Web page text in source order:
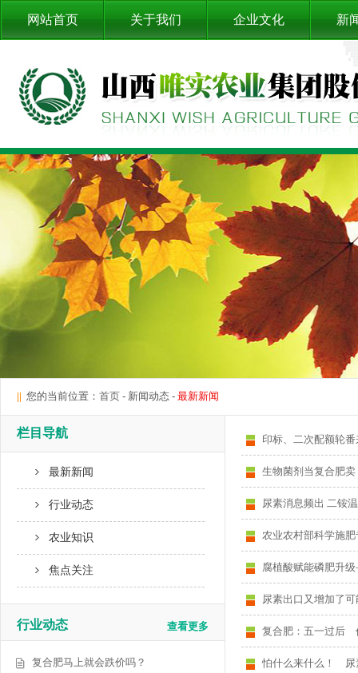
网站首页 关于我们 企业文化 新
|| 您的当前位置： 首页 - 新闻动态 - 最新新闻
栏目导航
最新新闻
行业动态
农业知识
焦点关注
行业动态 查看更多
复合肥马上就会跌价吗？
印标、二次配额轮
生物菌剂当复合肥
尿素消息频出 二铵
农业农村部科学施
腐植酸赋能磷肥升
尿素出口又增加了
复合肥：五一过后
怕什么来什么！ 尿